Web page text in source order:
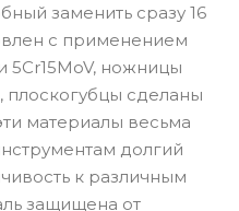
заменить сразу 16
с применением
5Cr15MoV, ножницы
плоскогубцы сделаны
материалы весьма
долгий
к различным
защищена от